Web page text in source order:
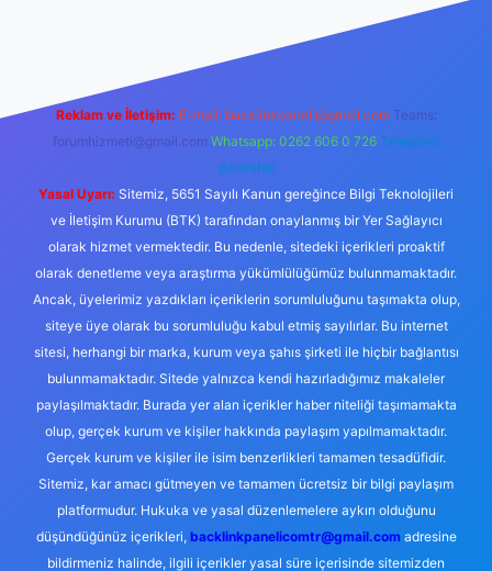
Reklam ve İletişim: E-mail: backlinkpaneli@gmail.com Teams:
forumhizmeti@gmail.com Whatsapp: 0262 606 0 726 Telegram:
@karabul
Yasal Uyarı: Sitemiz, 5651 Sayılı Kanun gereğince Bilgi Teknolojileri
ve İletişim Kurumu (BTK) tarafından onaylanmış bir Yer Sağlayıcı
olarak hizmet vermektedir. Bu nedenle, sitedeki içerikleri proaktif
olarak denetleme veya araştırma yükümlülüğümüz bulunmamaktadır.
Ancak, üyelerimiz yazdıkları içeriklerin sorumluluğunu taşımakta olup,
siteye üye olarak bu sorumluluğu kabul etmiş sayılırlar. Bu internet
sitesi, herhangi bir marka, kurum veya şahıs şirketi ile hiçbir bağlantısı
bulunmamaktadır. Sitede yalnızca kendi hazırladığımız makaleler
paylaşılmaktadır. Burada yer alan içerikler haber niteliği taşımamakta
olup, gerçek kurum ve kişiler hakkında paylaşım yapılmamaktadır.
Gerçek kurum ve kişiler ile isim benzerlikleri tamamen tesadüfidir.
Sitemiz, kar amacı gütmeyen ve tamamen ücretsiz bir bilgi paylaşım
platformudur. Hukuka ve yasal düzenlemelere aykırı olduğunu
düşündüğünüz içerikleri, backlinkpanelicomtr@gmail.comadresine
bildirmeniz halinde, ilgili içerikler yasal süre içerisinde sitemizden